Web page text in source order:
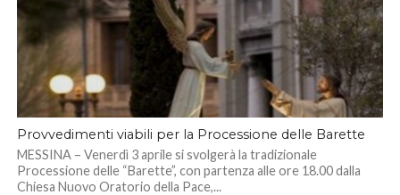
Provvedimenti viabili per la Processione delle Barette
MESSINA – Venerdì 3 aprile si svolgerà la tradizionale
Processione delle “Barette”, con partenza alle ore 18.00 dalla
Chiesa Nuovo Oratorio della Pace,...